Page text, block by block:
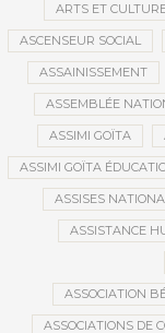
ARTS ET
ASCENSEUR SOCIAL
ASSAINISSEMENT
ASSEMBLÉE
ASSIMI GOÏTA
ASSIMI GOÏTA
ASSISES
ASSISTANCE
ASSOCIATION
ASSOCIATIONS DE